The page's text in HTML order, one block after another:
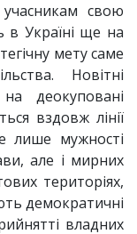
свою
в Україні ще на
мету саме
Новітні
деокуповані
вздовж лінії
лише мужності
але і мирних
територіях,
демократичні
владних